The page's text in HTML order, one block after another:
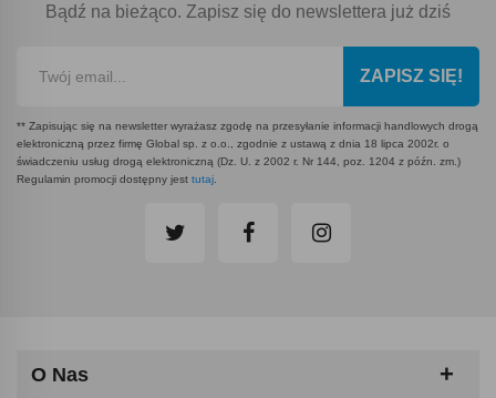
Bądź na bieżąco. Zapisz się do newslettera już dziś
ZAPISZ SIĘ!
** Zapisując się na newsletter wyrażasz zgodę na przesyłanie informacji handlowych drogą
elektroniczną przez firmę Global sp. z o.o., zgodnie z ustawą z dnia 18 lipca 2002r. o
świadczeniu usług drogą elektroniczną (Dz. U. z 2002 r. Nr 144, poz. 1204 z późn. zm.)
Regulamin promocji dostępny jest tutaj
O Nas